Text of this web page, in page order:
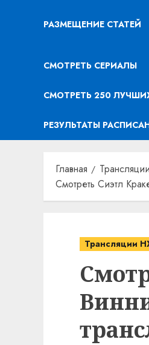
РАЗМЕЩЕНИЕ СТАТЕЙ
СМОТРЕТЬ СЕРИАЛЫ
СМОТРЕТЬ 250
РЕЗУЛЬТАТЫ
Главная
Смотреть Сиэтл
Трансляции